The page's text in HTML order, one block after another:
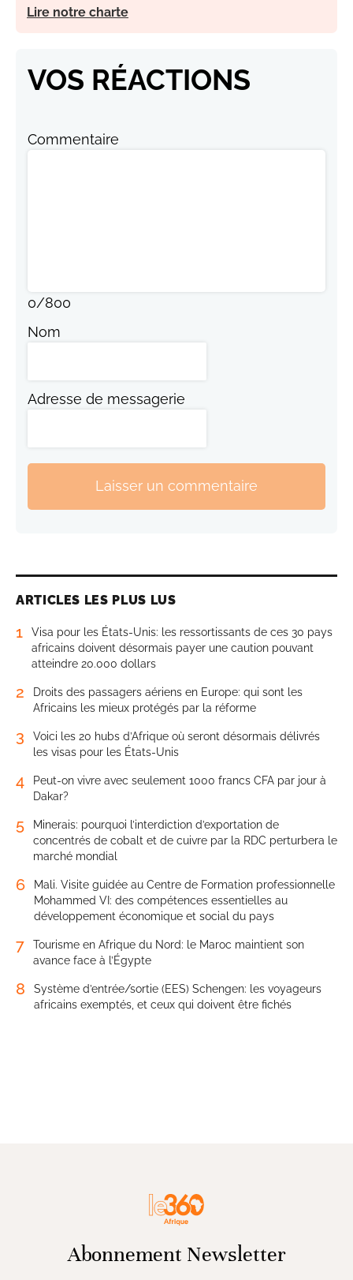
Lire notre charte
VOS RÉACTIONS
Commentaire
0/800
Nom
Adresse de messagerie
Laisser un commentaire
ARTICLES LES PLUS LUS
1
Visa pour les États-Unis: les ressortissants de ces 30 pays
africains doivent désormais payer une caution pouvant
atteindre 20.000 dollars
2
Droits des passagers aériens en Europe: qui sont les
Africains les mieux protégés par la réforme
3
Voici les 20 hubs d’Afrique où seront désormais délivrés
les visas pour les États-Unis
4
Peut-on vivre avec seulement 1000 francs CFA par jour à
Dakar?
5
Minerais: pourquoi l’interdiction d’exportation de
concentrés de cobalt et de cuivre par la RDC perturbera le
marché mondial
6
Mali. Visite guidée au Centre de Formation professionnelle
Mohammed VI: des compétences essentielles au
développement économique et social du pays
7
Tourisme en Afrique du Nord: le Maroc maintient son
avance face à l’Égypte
8
Système d’entrée/sortie (EES) Schengen: les voyageurs
africains exemptés, et ceux qui doivent être fichés
Abonnement Newsletter